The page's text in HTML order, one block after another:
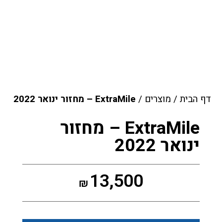
דף הבית / מוצרים / ExtraMile – מחזור ינואר 2022
ExtraMile – מחזור
ינואר 2022
₪ 13,500